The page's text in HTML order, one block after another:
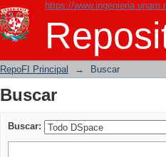
https://
Buscar
RepoFI Principal → Buscar
Buscar
Buscar: